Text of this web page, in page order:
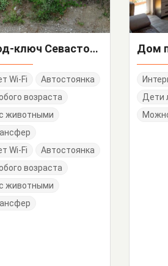
Дом под-ключ Севастопольское шоссе 54
Wi-Fi
Автостоянка
возраста
животными
Wi-Fi
Автостоянка
возраста
животными
Дом
Дети